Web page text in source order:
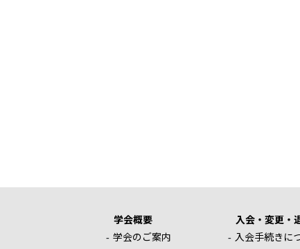
学会概要
学会のご案内
入会・変更・
入会手続きに